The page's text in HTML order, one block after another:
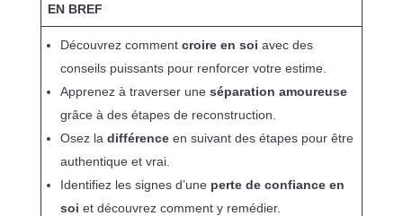
EN BREF
Découvrez comment croire en soi avec des
conseils puissants pour renforcer votre estime.
Apprenez à traverser une séparation amoureuse
grâce à des étapes de reconstruction.
Osez la différenceen suivant des étapes pour être
authentique et vrai.
Identifiez les signes d’une perte de confiance en
soi et découvrez comment y remédier.